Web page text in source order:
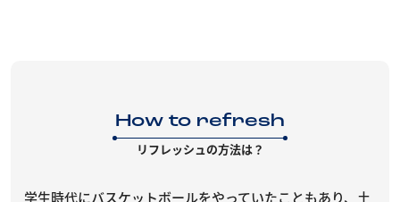
How to refresh
リフレッシュの方法は？
学生時代にバスケットボールをやっていたこともあり、土